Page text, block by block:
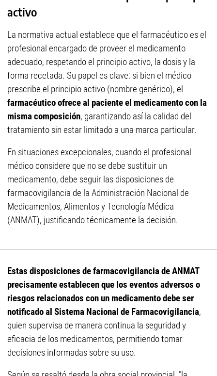
activo
La normativa actual establece que el farmacéutico es el
profesional encargado de proveer el medicamento
adecuado, respetando el principio activo, la dosis y la
forma recetada. Su papel es clave: si bien el médico
prescribe el principio activo (nombre genérico), el
farmacéutico ofrece al paciente el medicamento con la
misma composición, garantizando así la calidad del
tratamiento sin estar limitado a una marca particular.
En situaciones excepcionales, cuando el profesional
médico considere que no se debe sustituir un
medicamento, debe seguir las disposiciones de
farmacovigilancia de la Administración Nacional de
Medicamentos, Alimentos y Tecnología Médica
(ANMAT), justificando técnicamente la decisión.
Estas disposiciones de farmacovigilancia de ANMAT
precisamente establecen que los eventos adversos o
riesgos relacionados con un medicamento debe ser
notificado al Sistema Nacional de Farmacovigilancia,
quien supervisa de manera continua la seguridad y
eficacia de los medicamentos, permitiendo tomar
decisiones informadas sobre su uso.